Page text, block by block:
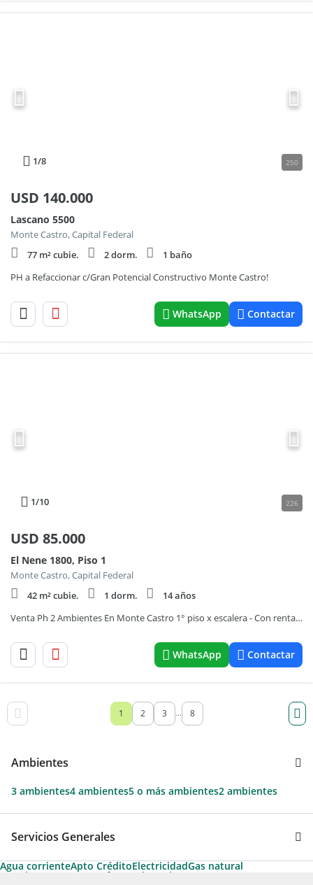
1/8 250
USD 140.000
Lascano 5500
Monte Castro, Capital Federal
77 m² cubie.
2 dorm.
1 baño
PH a Refaccionar c/Gran Potencial Constructivo Monte Castro!
WhatsApp Contactar
1/10 226
USD 85.000
El Nene 1800, Piso 1
Monte Castro, Capital Federal
42 m² cubie.
1 dorm.
14 años
Venta Ph 2 Ambientes En Monte Castro 1° piso x escalera - Con renta - Ideal inversor
WhatsApp Contactar
1 2 3 ... 8
Ambientes
3 ambientes4 ambientes5 o más ambientes2 ambientes
Servicios Generales
Agua corrienteApto CréditoElectricidadGas natural
Permite Mascotas Artefactos de cocina